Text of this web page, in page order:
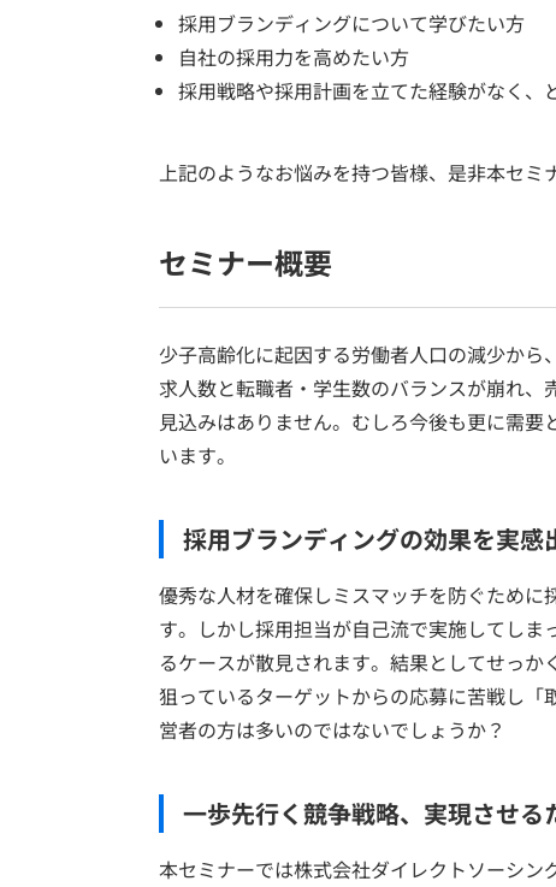
採用ブランディングについて学びたい方
自社の採用力を高めたい方
採用戦略や採用計画を立てた経験がなく、
上記のようなお悩みを持つ皆様、是非本セミ
セミナー概要
少子高齢化に起因する労働者人口の減少か
求人数と転職者・学生数のバランスが崩れ
見込みはありません。むしろ今後も更に需
います。
採用ブランディングの効果を実感
優秀な人材を確保しミスマッチを防ぐため
す。しかし採用担当が自己流で実施してし
るケースが散見されます。結果としてせっか
狙っているターゲットからの応募に苦戦し
営者の方は多いのではないでしょうか？
一歩先行く競争戦略、実現させる
本セミナーでは株式会社ダイレクトソーシ